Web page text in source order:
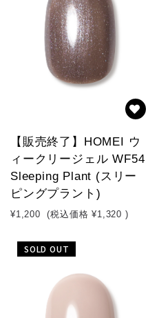
【販売終了】HOMEI ウ
ィークリージェル WF54
Sleeping Plant (スリー
ピングプラント)
¥1,200 (税込価格 ¥1,320 )
SOLD OUT